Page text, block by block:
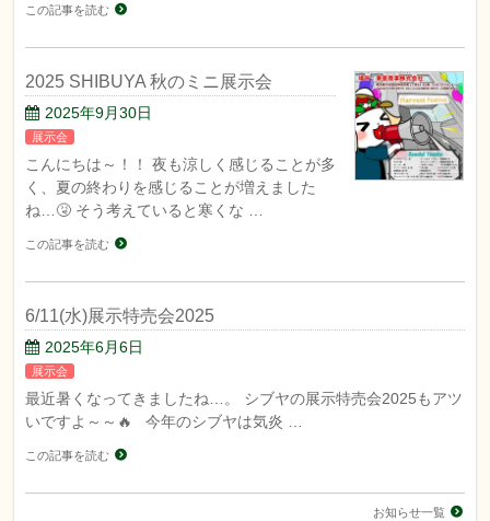
この記事を読む
2025 SHIBUYA 秋のミニ展示会
2025年9月30日
展示会
こんにちは～！！ 夜も涼しく感じることが多
く、夏の終わりを感じることが増えました
ね…🤧 そう考えていると寒くな …
この記事を読む
6/11(水)展示特売会2025
2025年6月6日
展示会
最近暑くなってきましたね…。 シブヤの展示特売会2025もアツ
いですよ～～🔥 今年のシブヤは気炎 …
この記事を読む
お知らせ一覧